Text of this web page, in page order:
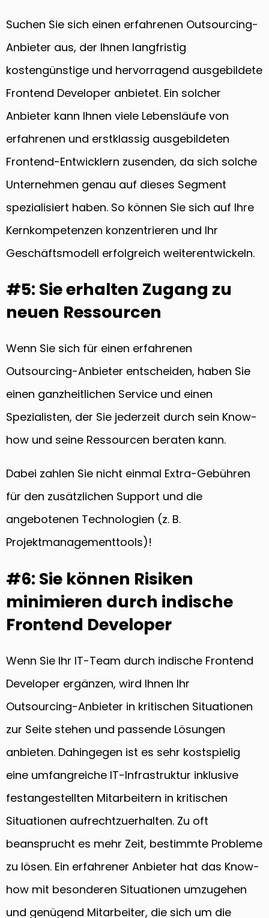
Suchen Sie sich einen erfahrenen Outsourcing-
Anbieter aus, der Ihnen langfristig
kostengünstige und hervorragend ausgebildete
Frontend Developer anbietet. Ein solcher
Anbieter kann Ihnen viele Lebensläufe von
erfahrenen und erstklassig ausgebildeten
Frontend-Entwicklern zusenden, da sich solche
Unternehmen genau auf dieses Segment
spezialisiert haben. So können Sie sich auf Ihre
Kernkompetenzen konzentrieren und Ihr
Geschäftsmodell erfolgreich weiterentwickeln.
#5: Sie erhalten Zugang zu
neuen Ressourcen
Wenn Sie sich für einen erfahrenen
Outsourcing-Anbieter entscheiden, haben Sie
einen ganzheitlichen Service und einen
Spezialisten, der Sie jederzeit durch sein Know-
how und seine Ressourcen beraten kann.
Dabei zahlen Sie nicht einmal Extra-Gebühren
für den zusätzlichen Support und die
angebotenen Technologien (z. B.
Projektmanagementtools)!
#6: Sie können Risiken
minimieren durch indische
Frontend Developer
Wenn Sie Ihr IT-Team durch indische Frontend
Developer ergänzen, wird Ihnen Ihr
Outsourcing-Anbieter in kritischen Situationen
zur Seite stehen und passende Lösungen
anbieten. Dahingegen ist es sehr kostspielig
eine umfangreiche IT-Infrastruktur inklusive
festangestellten Mitarbeitern in kritischen
Situationen aufrechtzuerhalten. Zu oft
beansprucht es mehr Zeit, bestimmte Probleme
zu lösen. Ein erfahrener Anbieter hat das Know-
how mit besonderen Situationen umzugehen
und genügend Mitarbeiter, die sich um die